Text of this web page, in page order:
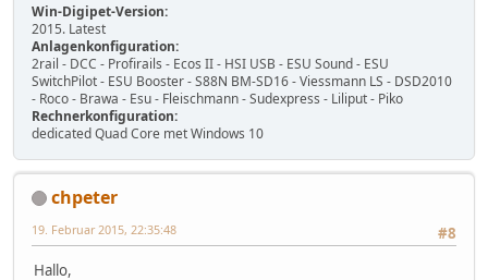
Win-Digipet-Version:
2015. Latest
Anlagenkonfiguration:
2rail - DCC - Profirails - Ecos II - HSI USB - ESU Sound - ESU
SwitchPilot - ESU Booster - S88N BM-SD16 - Viessmann LS - DSD2010
- Roco - Brawa - Esu - Fleischmann - Sudexpress - Liliput - Piko
Rechnerkonfiguration:
dedicated Quad Core met Windows 10
chpeter
#8
19. Februar 2015, 22:35:48
Hallo,